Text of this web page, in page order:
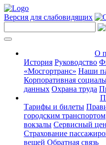
Версия для слабовидящих
О
История Руководство
«Мосгортранс» Наши
Корпоративная
данных Охрана труда
Тарифы и билеты
городским транспортом
вокзалы Сервисный
Страхование
вещей Обратная связь